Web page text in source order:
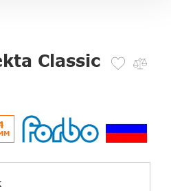
Classic